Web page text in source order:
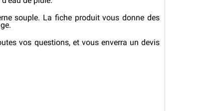
souple. La fiche produit vous donne des
vos questions, et vous enverra un devis